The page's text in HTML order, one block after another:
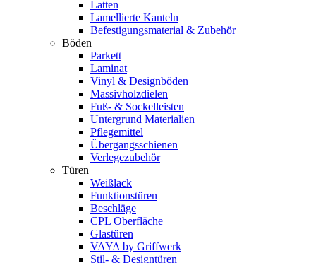
Latten
Lamellierte Kanteln
Befestigungsmaterial & Zubehör
Böden
Parkett
Laminat
Vinyl & Designböden
Massivholzdielen
Fuß- & Sockelleisten
Untergrund Materialien
Pflegemittel
Übergangsschienen
Verlegezubehör
Türen
Weißlack
Funktionstüren
Beschläge
CPL Oberfläche
Glastüren
VAYA by Griffwerk
Stil- & Designtüren